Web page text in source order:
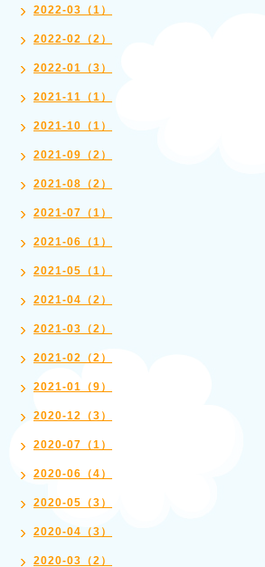
2022-03（1）
2022-02（2）
2022-01（3）
2021-11（1）
2021-10（1）
2021-09（2）
2021-08（2）
2021-07（1）
2021-06（1）
2021-05（1）
2021-04（2）
2021-03（2）
2021-02（2）
2021-01（9）
2020-12（3）
2020-07（1）
2020-06（4）
2020-05（3）
2020-04（3）
2020-03（2）